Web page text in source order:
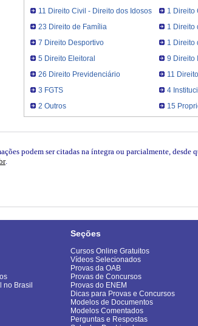
11 Direito Civil - Direito dos Idosos
1 Direito
23 Direito de Família
1 Direito
7 Direito Desportivo
1 Direito
5 Direito Eleitoral
9 Direito
26 Direito Previdenciário
11
3 FGTS
4
2 Outros
15
podem ser citadas na íntegra ou parcialmente, desde
.
no Brasil
Seções
Cursos Online Gratuitos
Vídeos Selecionados
Provas da OAB
Provas de Concursos
Provas do ENEM
Dicas para Provas e Concursos
Modelos de Documentos
Modelos Comentados
Perguntas e Respostas